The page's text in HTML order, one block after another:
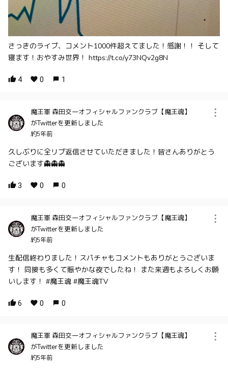
さっきのライブ、コメント1000件超えてました！感謝！！ そして
寝ます！おやすみ世界！ https://t.co/y73NQv2g8N
4 0 1
魔王軍 森田交一オフィシャルファンクラブ【魔王魂】
がTwitterを更新しました
約5年前
久しぶりに全リプ返信させていただきました！皆さんありがとう
ございます👻👻👻
3 0 0
魔王軍 森田交一オフィシャルファンクラブ【魔王魂】
がTwitterを更新しました
約5年前
生配信終わりました！スパチャもコメントもありがとうございま
す！ 同接も多くて賑やかな夜でしたね！ また来週もよろしくお願
いします！ #魔王魂 #魔王魂TV
6 0 0
魔王軍 森田交一オフィシャルファンクラブ【魔王魂】
がTwitterを更新しました
約5年前